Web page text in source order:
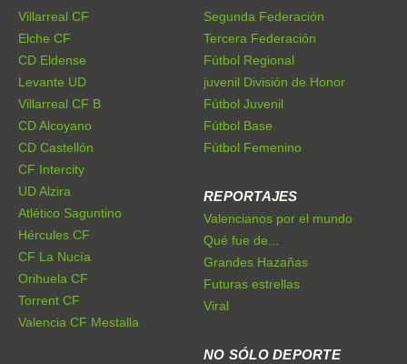
Villarreal CF
Elche CF
CD Eldense
Levante UD
Villarreal CF B
CD Alcoyano
CD Castellón
CF Intercity
UD Alzira
Atlético Saguntino
Hércules CF
CF La Nucía
Orihuela CF
Torrent CF
Valencia CF Mestalla
Segunda Federación
Tercera Federación
Fútbol Regional
juvenil División de Honor
Fútbol Juvenil
Fútbol Base
Fútbol Femenino
REPORTAJES
Valencianos por el mundo
Qué fue de...
Grandes Hazañas
Futuras estrellas
Viral
NO SÓLO DEPORTE